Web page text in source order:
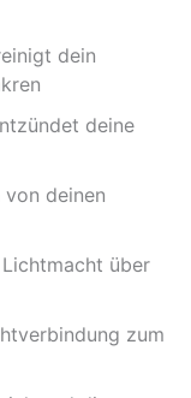
dein
deine
deinen
über
zum